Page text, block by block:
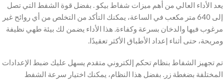
يعد الأداء العالي من أهم ميزات شفاط بيكو . بفضل قوة الشفط التي تصل
إلى 640 متر مكعب في الساعة، يمكنك التأكد من التخلص من أي روائح غير
مرغوب فيها والدخان بسرعة وكفاءة. هذا الأداء يضمن لك بيئة طهي نظيفة
ومريحة، حتى أثناء إعداد الأطباق الأكثر تعقيدًا.
تم تجهيز الشفاط بنظام تحكم إلكتروني متقدم يسهل عليك ضبط الإعدادات
المختلفة بضغطة زر. بفضل هذا النظام، يمكنك اختيار سرعة الشفط